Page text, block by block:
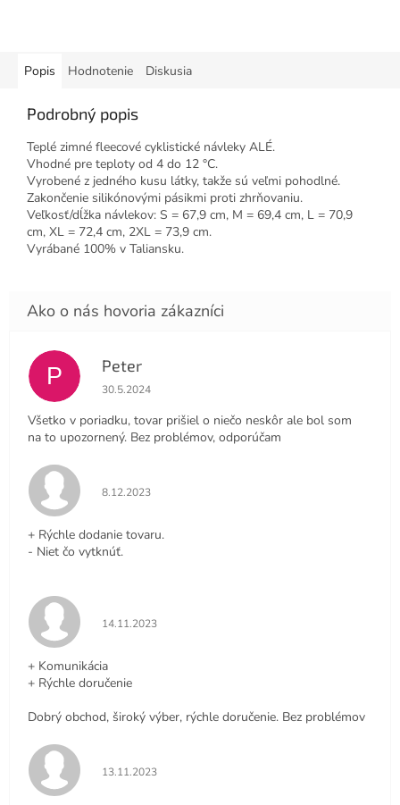
Popis Hodnotenie Diskusia
Podrobný popis
Teplé zimné fleecové cyklistické návleky ALÉ.
Vhodné pre teploty od 4 do 12 °C.
Vyrobené z jedného kusu látky, takže sú veľmi pohodlné.
Zakončenie silikónovými pásikmi proti zhrňovaniu.
Veľkosť/dĺžka návlekov: S = 67,9 cm, M = 69,4 cm, L = 70,9
cm, XL = 72,4 cm, 2XL = 73,9 cm.
Vyrábané 100% v Taliansku.
P Peter
Hodnotenie obchodu je 4 z 5 hviezdičiek.
30.5.2024
Všetko v poriadku, tovar prišiel o niečo neskôr ale bol som
na to upozornený. Bez problémov, odporúčam
Hodnotenie obchodu je 5 z 5 hviezdičiek.
8.12.2023
+ Rýchle dodanie tovaru.
- Niet čo vytknúť.
Hodnotenie obchodu je 5 z 5 hviezdičiek.
14.11.2023
+ Komunikácia
+ Rýchle doručenie
Dobrý obchod, široký výber, rýchle doručenie. Bez problémov
Hodnotenie obchodu je 5 z 5 hviezdičiek.
13.11.2023